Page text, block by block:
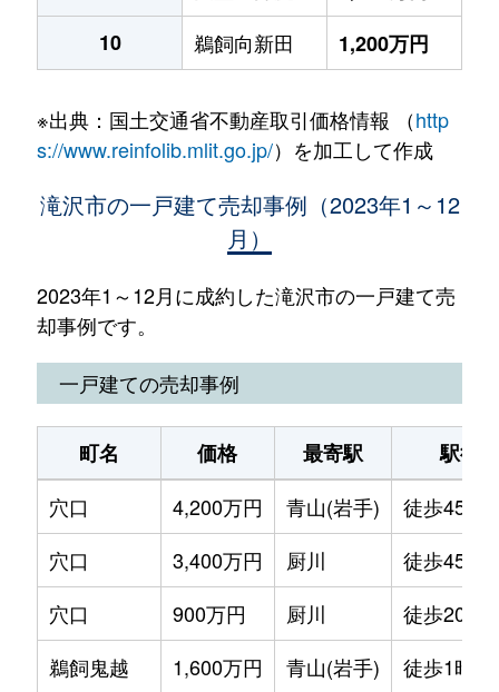
10
鵜飼向新田 1,200万円
※出典：国土交通省不動産取引価格情報 （http
s://www.reinfolib.mlit.go.jp/）を加工して作成
滝沢市の一戸建て売却事例（2023年1～12
月）
2023年1～12月に成約した滝沢市の一戸建て売
却事例です。
一戸建ての売却事例
町名 価格 最寄駅
駅徒歩
穴口
4,200万円 青山(岩手)
徒歩45分
穴口
3,400万円 厨川
徒歩45分
穴口
900万円 厨川
徒歩20分
鵜飼鬼越
1,600万円 青山(岩手)
徒歩1時